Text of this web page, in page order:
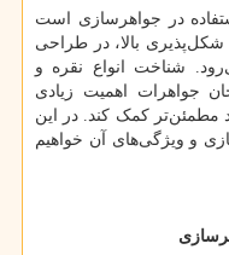
در جواهرسازی است
شکلپذیری بالا، در طراحی
رود. شناخت انواع نقره و
جواهرات اهمیت زیادی
مطمئنتر کمک کند. در این
و ویژگیهای آن خواهیم